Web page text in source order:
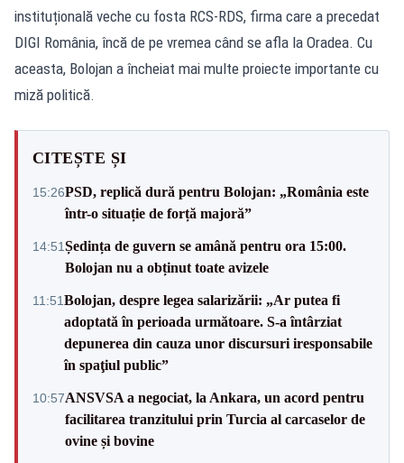
instituțională veche cu fosta RCS-RDS, firma care a precedat
DIGI România, încă de pe vremea când se afla la Oradea. Cu
aceasta, Bolojan a încheiat mai multe proiecte importante cu
miză politică.
CITEȘTE ȘI
15:26PSD, replică dură pentru Bolojan: „România este
într-o situație de forță majoră”
14:51Ședința de guvern se amână pentru ora 15:00.
Bolojan nu a obținut toate avizele
11:51Bolojan, despre legea salarizării: „Ar putea fi
adoptată în perioada următoare. S-a întârziat
depunerea din cauza unor discursuri iresponsabile
în spaţiul public”
10:57ANSVSA a negociat, la Ankara, un acord pentru
facilitarea tranzitului prin Turcia al carcaselor de
ovine și bovine